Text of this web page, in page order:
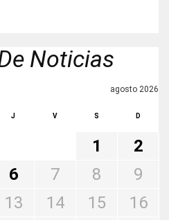
Noticias
agosto 2026
J V S D
1
2
6 7 8
9
13 14 15
16